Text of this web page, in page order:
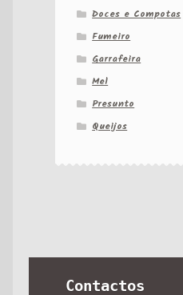
Doces e Compotas
Fumeiro
Garrafeira
Mel
Presunto
Queijos
Contactos